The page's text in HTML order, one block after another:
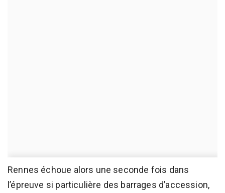
Rennes échoue alors une seconde fois dans
l’épreuve si particulière des barrages d’accession,